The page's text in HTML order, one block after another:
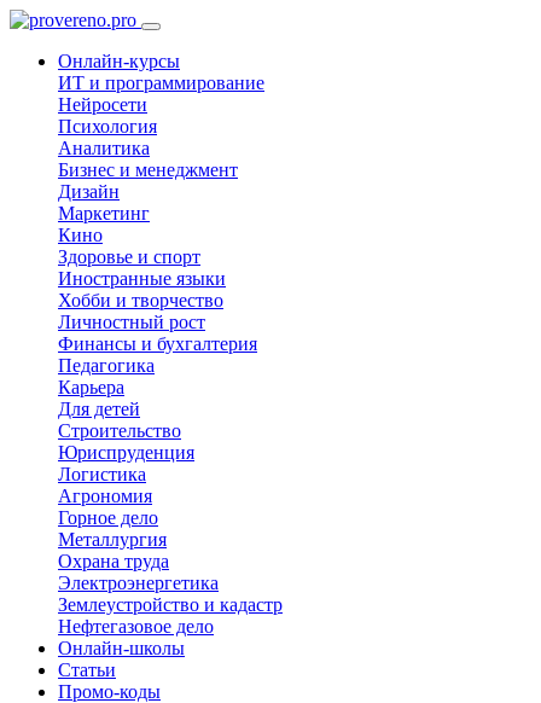
Онлайн-курсы
ИТ и программирование
Нейросети
Психология
Аналитика
Бизнес и менеджмент
Дизайн
Маркетинг
Кино
Здоровье и спорт
Иностранные языки
Хобби и творчество
Личностный рост
Финансы и бухгалтерия
Педагогика
Карьера
Для детей
Строительство
Юриспруденция
Логистика
Агрономия
Горное дело
Металлургия
Охрана труда
Электроэнергетика
Землеустройство и кадастр
Нефтегазовое дело
Онлайн-школы
Статьи
Промо-коды